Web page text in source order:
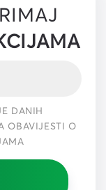
DANIH
OBAVIJESTI O